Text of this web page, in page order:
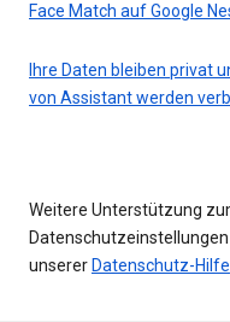
Face Match auf Google
Ihre Daten bleiben privat
von Assistant werden
Weitere Unterstützung
unserer Datenschutz-Hilfe